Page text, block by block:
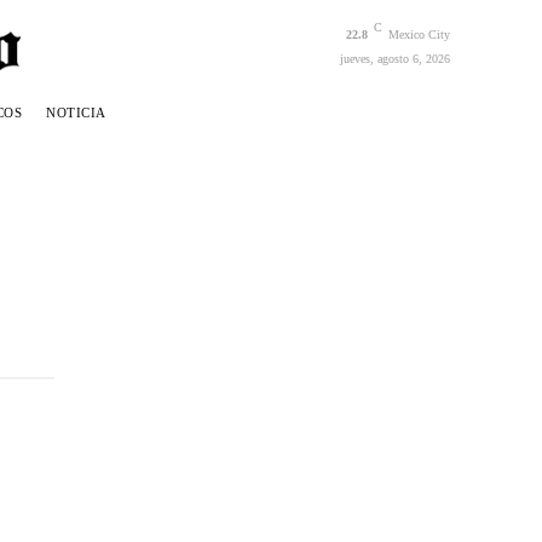
22.8
C
Mexico City
jueves, agosto 6, 2026
NOTICIA